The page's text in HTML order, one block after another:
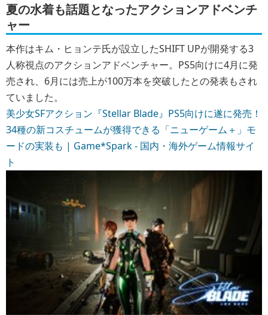
夏の水着も話題となったアクションアドベンチ
ャー
本作はキム・ヒョンテ氏が設立したSHIFT UPが開発する3
人称視点のアクションアドベンチャー。PS5向けに4月に発
売され、6月には売上が100万本を突破したとの発表もされ
ていました。
美少女SFアクション『Stellar Blade』PS5向けに遂に発売！
34種の新コスチュームが獲得できる「ニューゲーム＋」モ
ードの実装も | Game*Spark - 国内・海外ゲーム情報サイ
ト